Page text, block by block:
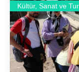
Kültür, Sanat ve